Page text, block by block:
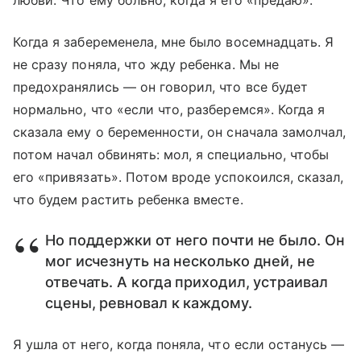
Когда я забеременела, мне было восемнадцать. Я
не сразу поняла, что жду ребенка. Мы не
предохранялись — он говорил, что все будет
нормально, что «если что, разберемся». Когда я
сказала ему о беременности, он сначала замолчал,
потом начал обвинять: мол, я специально, чтобы
его «привязать». Потом вроде успокоился, сказал,
что будем растить ребенка вместе.
Но поддержки от него почти не было. Он
мог исчезнуть на несколько дней, не
отвечать. А когда приходил, устраивал
сцены, ревновал к каждому.
Я ушла от него, когда поняла, что если останусь —